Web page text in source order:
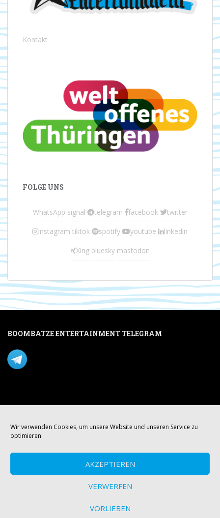
Wir verwenden Cookies, um unsere Website und unseren Service zu
optimieren.
AKZEPTIEREN
VERWERFEN
VORLIEBEN
Kontakt
FOLGE UNS
WhatsApp signal telegram facebook twitter
instagram tiktok spotify youtube linkedin
Xing bluesky mastodon
BOOMBATZE ENTERTAINMENT TELEGRAM